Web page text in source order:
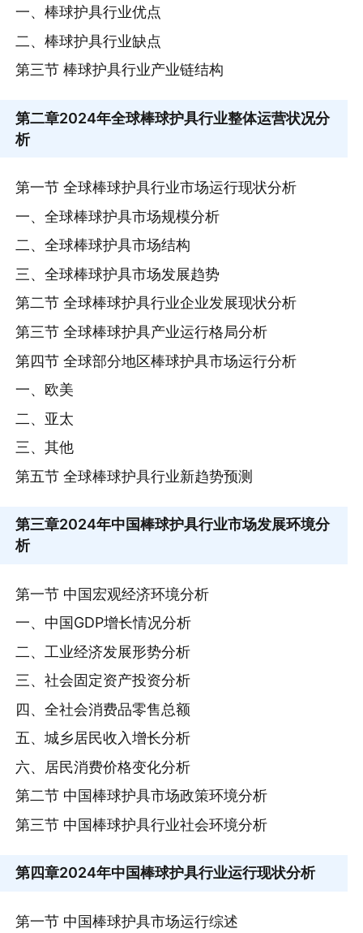
一、棒球护具行业优点
二、棒球护具行业缺点
第三节 棒球护具行业产业链结构
第二章2024年全球棒球护具行业整体运营状况分
析
第一节 全球棒球护具行业市场运行现状分析
一、全球棒球护具市场规模分析
二、全球棒球护具市场结构
三、全球棒球护具市场发展趋势
第二节 全球棒球护具行业企业发展现状分析
第三节 全球棒球护具产业运行格局分析
第四节 全球部分地区棒球护具市场运行分析
一、欧美
二、亚太
三、其他
第五节 全球棒球护具行业新趋势预测
第三章2024年中国棒球护具行业市场发展环境分
析
第一节 中国宏观经济环境分析
一、中国GDP增长情况分析
二、工业经济发展形势分析
三、社会固定资产投资分析
四、全社会消费品零售总额
五、城乡居民收入增长分析
六、居民消费价格变化分析
第二节 中国棒球护具市场政策环境分析
第三节 中国棒球护具行业社会环境分析
第四章2024年中国棒球护具行业运行现状分析
第一节 中国棒球护具市场运行综述